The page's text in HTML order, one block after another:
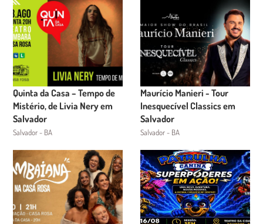
Quinta da Casa – Tempo de
Mistério, de Livia Nery em
Salvador
Salvador - BA
Maurício Manieri - Tour
Inesquecível Classics em
Salvador
Salvador - BA